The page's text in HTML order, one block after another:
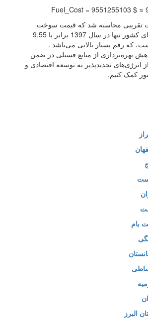
Fuel_Cost = 9551255103 $ ≈
تقریبی محاسبه شد که قیمت سوخت
معادل در نیروگاه‌های کشور تنها در سال 1397 برابر با 9.55
که رقم بسیار بالایی می‌باشد .
بهره‌برداری از منابع فسیلی در ضمن
انرژی‌های تجدیدپذیر به توسعه اقتصادی و
کمک کنیم.
بام
البرز